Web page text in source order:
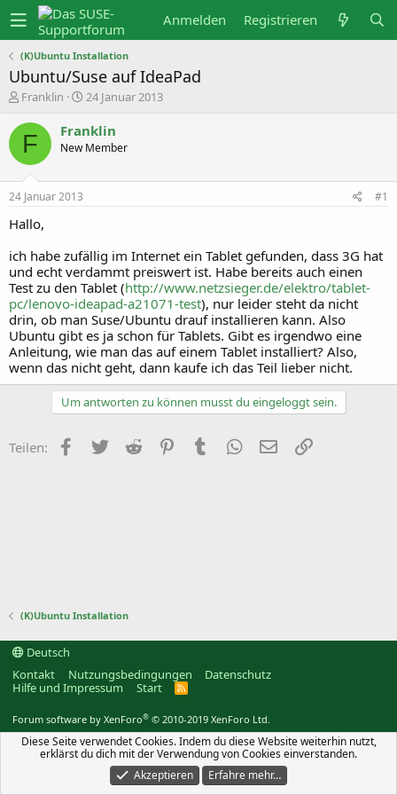
Anmelden Registrieren
(K)Ubuntu Installation
Ubuntu/Suse auf IdeaPad
E
s
t
e
l
e
r
Franklin
E
t
e
24 Januar 2013
F Franklin
New Member
24 Januar 2013 #1
Hallo,
ich habe zufällig im Internet ein Tablet gefunden, dass 3G hat
und echt verdammt preiswert ist. Habe bereits auch einen
Test zu den Tablet (http://www.netzsieger.de/elektro/tablet-
pc/lenovo-ideapad-a21071-test), nur leider steht da nicht
drin, ob man Suse/Ubuntu drauf installieren kann. Also
Ubuntu gibt es ja schon für Tablets. Gibt es irgendwo eine
Anleitung, wie man das auf einem Tablet installiert? Also,
wenn das nicht geht, dann kaufe ich das Teil lieber nicht.
Um antworten zu können musst du eingeloggt sein.
Teilen: Facebook
TwitterReddit PinterestTumblr WhatsApp
E-MailLink
(K)Ubuntu Installation
Deutsch
Kontakt
Nutzungsbedingungen
Datenschutz
Hilfe und Impressum
Start
R
Forum software by XenForo® © 2010-2019 XenForo Ltd.
Diese Seite verwendet Cookies. Indem du diese Website weiterhin nutzt,
erklärst du dich mit der Verwendung von Cookies einverstanden.
Akzeptieren
Erfahre mehr…